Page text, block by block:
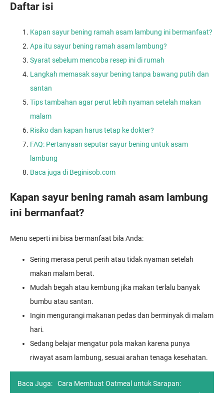
Daftar isi
Kapan sayur bening ramah asam lambung ini bermanfaat?
Apa itu sayur bening ramah asam lambung?
Syarat sebelum mencoba resep ini di rumah
Langkah memasak sayur bening tanpa bawang putih dan
santan
Tips tambahan agar perut lebih nyaman setelah makan
malam
Risiko dan kapan harus tetap ke dokter?
FAQ: Pertanyaan seputar sayur bening untuk asam
lambung
Baca juga di Beginisob.com
Kapan sayur bening ramah asam lambung
ini bermanfaat?
Menu seperti ini bisa bermanfaat bila Anda:
Sering merasa perut perih atau tidak nyaman setelah
makan malam berat.
Mudah begah atau kembung jika makan terlalu banyak
bumbu atau santan.
Ingin mengurangi makanan pedas dan berminyak di malam
hari.
Sedang belajar mengatur pola makan karena punya
riwayat asam lambung, sesuai arahan tenaga kesehatan.
Baca Juga:
Cara Membuat Oatmeal untuk Sarapan: